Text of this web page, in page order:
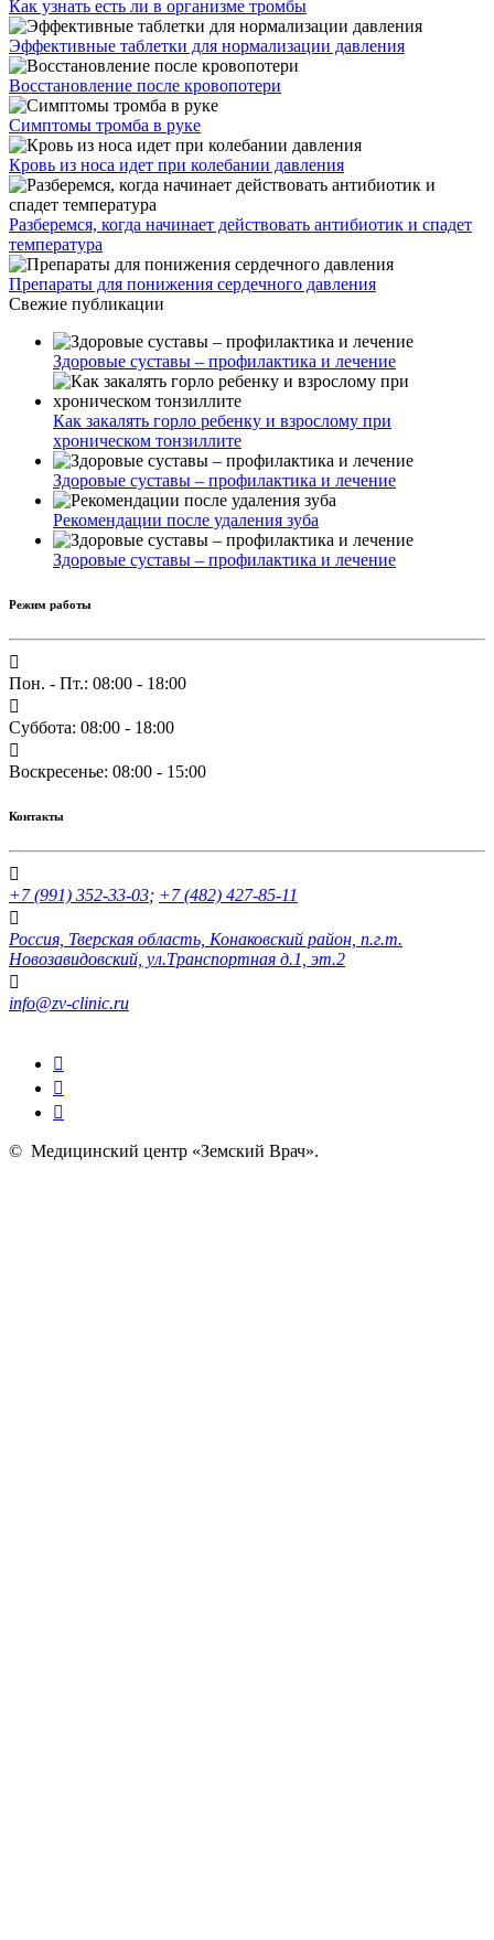
Как узнать есть ли в организме тромбы
Эффективные таблетки для нормализации давления
Восстановление после кровопотери
Симптомы тромба в руке
Кровь из носа идет при колебании давления
Разберемся, когда начинает действовать антибиотик и спадет
температура
Препараты для понижения сердечного давления
Свежие публикации
Здоровые суставы – профилактика и лечение
Как закалять горло ребенку и взрослому при
хроническом тонзиллите
Здоровые суставы – профилактика и лечение
Рекомендации после удаления зуба
Здоровые суставы – профилактика и лечение
Режим работы
Пон. - Пт.: 08:00 - 18:00
Суббота: 08:00 - 18:00
Воскресенье: 08:00 - 15:00
Контакты
+7 (991) 352-33-03; +7 (482) 427-85-11
Россия, Тверская область, Конаковский район, п.г.т.
Новозавидовский, ул.Транспортная д.1, эт.2
info@zv-clinic.ru
© Медицинский центр «Земский Врач».